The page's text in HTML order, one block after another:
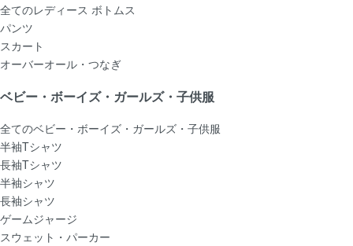
全てのレディース ボトムス
パンツ
スカート
オーバーオール・つなぎ
ベビー・ボーイズ・ガールズ・子供服
全てのベビー・ボーイズ・ガールズ・子供服
半袖Tシャツ
長袖Tシャツ
半袖シャツ
長袖シャツ
ゲームジャージ
スウェット・パーカー